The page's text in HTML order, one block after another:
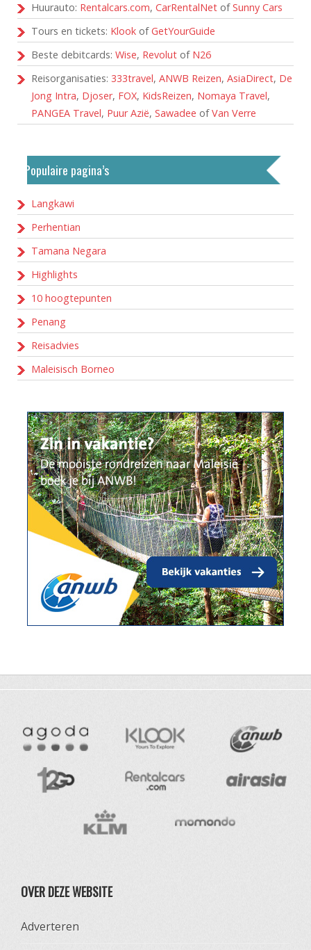
Huurauto: Rentalcars.com, CarRentalNet ofSunny Cars
Tours en tickets: Klook ofGetYourGuide
Beste debitcards: Wise, Revolut of N26
Reisorganisaties: 333travel, ANWB Reizen, AsiaDirect, De
Jong Intra, Djoser, FOX, KidsReizen, Nomaya Travel,
PANGEA Travel, Puur Azië, Sawadee ofVan Verre
Populaire pagina’s
Langkawi
Perhentian
Tamana Negara
Highlights
10 hoogtepunten
Penang
Reisadvies
Maleisisch Borneo
OVER DEZE WEBSITE
Adverteren